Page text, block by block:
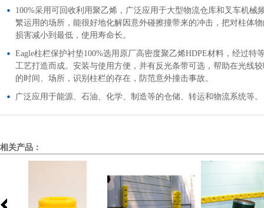
100%采用可回收利用聚乙烯，广泛应用于大型物流仓库和叉车机械
繁运用的场所，能很好地化解因意外碰擦撞带来的冲击，把对柱体
损害减小到最低，使用寿命长。
Eagle柱栏保护衬垫100%选用原厂高密度聚乙烯HDPE材料，经过特
工艺打造而成。安装与使用方便，并有反光条带可选，帮助在光线
的时间、场所，识别柱栏的存在，防范意外撞击事故。
广泛应用于能源、石油、化学、制造等的仓储、转运和物流系统等。
相关产品：